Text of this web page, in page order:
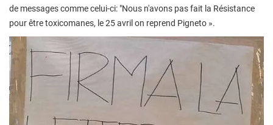
de messages comme celui-ci: "Nous n'avons pas fait la Résistance
pour être toxicomanes, le 25 avril on reprend Pigneto ».